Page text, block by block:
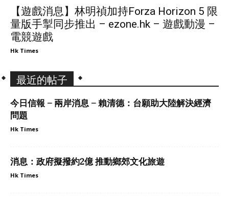
【遊戲消息】林明禎加持Forza Horizon 5 限
量版手掣同步推出 – ezone.hk – 遊戲動漫 –
電競遊戲
Hk Times
最近的帖子
今日信報 – 兩岸消息 – 賴清德：台願助大陸解決經濟
問題
Hk Times
消息：政府擬撥約2億 推動鄉郊文化旅遊
Hk Times